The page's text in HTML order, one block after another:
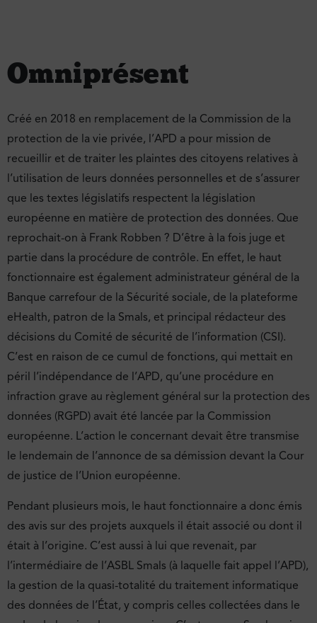
Omniprésent
Créé en 2018 en remplacement de la Commission de la
protection de la vie privée, l’APD a pour mission de
recueillir et de traiter les plaintes des citoyens relatives à
l’utilisation de leurs données personnelles et de s’assurer
que les textes législatifs respectent la législation
européenne en matière de protection des données. Que
reprochait-on à Frank Robben ? D’être à la fois juge et
partie dans la procédure de contrôle. En effet, le haut
fonctionnaire est également administrateur général de la
Banque carrefour de la Sécurité sociale, de la plateforme
eHealth, patron de la Smals, et principal rédacteur des
décisions du Comité de sécurité de l’information (CSI).
C’est en raison de ce cumul de fonctions, qui mettait en
péril l’indépendance de l’APD, qu’une procédure en
infraction grave au règlement général sur la protection des
données (RGPD) avait été lancée par la Commission
européenne. L’action le concernant devait être transmise
le lendemain de l’annonce de sa démission devant la Cour
de justice de l’Union européenne.
Pendant plusieurs mois, le haut fonctionnaire a donc émis
des avis sur des projets auxquels il était associé ou dont il
était à l’origine. C’est aussi à lui que revenait, par
l’intermédiaire de l’ASBL Smals (à laquelle fait appel l’APD),
la gestion de la quasi-totalité du traitement informatique
des données de l’État, y compris celles collectées dans le